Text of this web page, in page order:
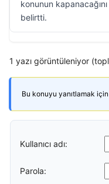
konunun
belirtti.
1 yazı görüntüleniyor
Bu konuyu yanıtlamak için
Kullanıcı adı:
Parola: